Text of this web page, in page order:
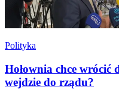
Polityka
Hołownia chce wrócić
wejdzie do rządu?